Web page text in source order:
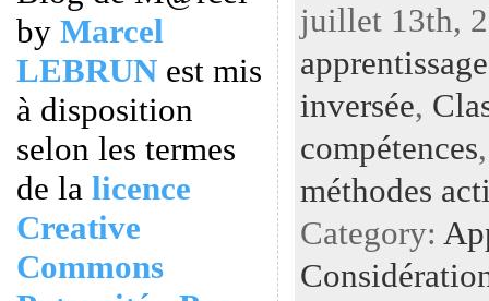
by Marcel
LEBRUNest mis
à disposition
selon les termes
de la licence
Creative
Commons
juillet 13th,
inversée,
compétences
méthodes
Category: